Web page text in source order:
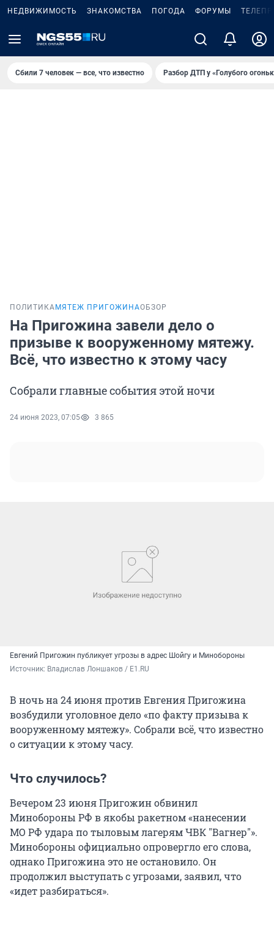
НЕДВИЖИМОСТЬ ЗНАКОМСТВА ПОГОДА ФОРУМЫ
Сбили 7 человек — все, что известно Разбор ДТП у «Голубого
ПОЛИТИКА МЯТЕЖ ПРИГОЖИНАОБЗОР
На Пригожина завели дело о
призыве к вооруженному мятежу.
Всё, что известно к этому часу
Собрали главные события этой ночи
24 июня 2023, 07:05 3 865
Евгений Пригожин публикует угрозы в адрес Шойгу и Минобороны
Источник: Владислав Лоншаков / E1.RU
В ночь на 24 июня против Евгения Пригожина
возбудили уголовное дело «по факту призыва к
вооруженному мятежу». Собрали всё, что известно
о ситуации к этому часу.
Что случилось?
Вечером 23 июня Пригожин обвинил
Минобороны РФ в якобы ракетном «нанесении
МО РФ удара по тыловым лагерям ЧВК "Вагнер"».
Минобороны официально опровергло его слова,
однако Пригожина это не остановило. Он
продолжил выступать с угрозами, заявил, что
«идет разбираться».